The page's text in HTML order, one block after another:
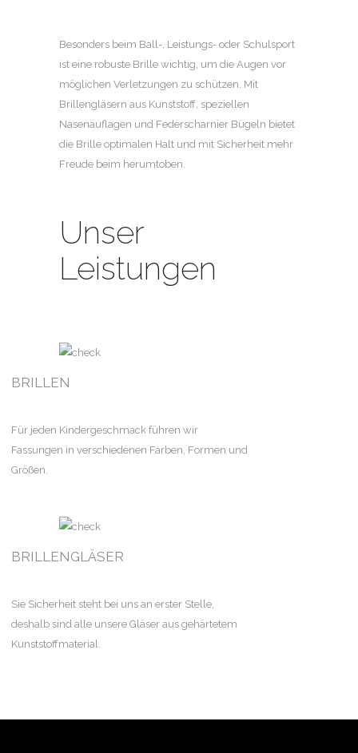
Besonders beim Ball-, Leistungs- oder Schulsport
ist eine robuste Brille wichtig, um die Augen vor
möglichen Verletzungen zu schützen. Mit
Brillengläsern aus Kunststoff, speziellen
Nasenauflagen und Federscharnier Bügeln bietet
die Brille optimalen Halt und mit Sicherheit mehr
Freude beim herumtoben.
Unser
Leistungen
BRILLEN
Für jeden Kindergeschmack führen wir
Fassungen in verschiedenen Farben, Formen und
Größen.
BRILLENGLÄSER
Sie Sicherheit steht bei uns an erster Stelle,
deshalb sind alle unsere Gläser aus gehärtetem
Kunststoffmaterial.